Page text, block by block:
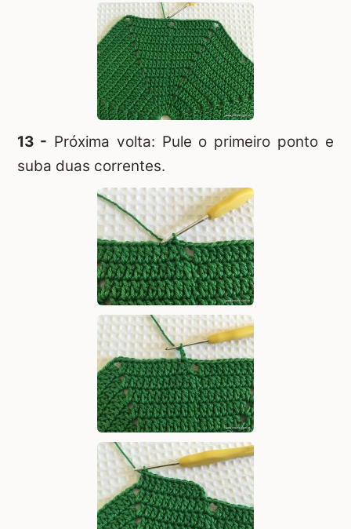
13 - Próxima volta: Pule o primeiro ponto e
suba duas correntes.